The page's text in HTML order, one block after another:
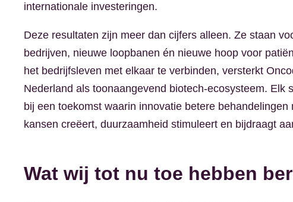
internationale investeringen.
Deze resultaten zijn meer dan cijfers alleen. Ze staan
bedrijven, nieuwe loopbanen én nieuwe hoop voor
het bedrijfsleven met elkaar te verbinden, versterkt
Nederland als toonaangevend biotech-ecosysteem. Elk
bij een toekomst waarin innovatie betere
kansen creëert, duurzaamheid stimuleert en bijdraagt
Wat wij tot nu toe hebben